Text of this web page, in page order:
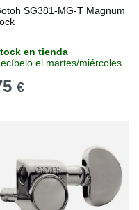
SG381-MG-T Magnum
en tienda
el martes/miércoles
€